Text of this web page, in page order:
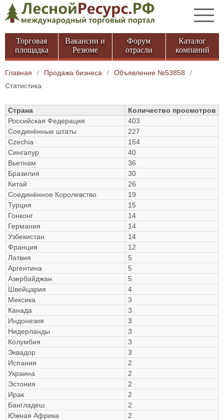
Торговая
площадка
Вакансии и
Резюме
Форум
отрасли
Каталог
компаний
Главная / Продажа бизнеса / Объявление №53858
/
Статистика
Страна
Количество просмотров
Российская Федерация
403
Соединённые штаты
227
Czechia
154
Сингапур
40
Вьетнам
36
Бразилия
30
Китай
26
Соединённое Королевство
19
Турция
15
Гонконг
14
Германия
14
Узбекистан
14
Франция
12
Латвия
5
Аргентина
5
Азербайджан
5
Швейцария
4
Мексика
3
Канада
3
Индонезия
3
Нидерланды
3
Колумбия
3
Эквадор
3
Испания
2
Украина
2
Эстония
2
Ирак
2
Бангладеш
2
Южная Африка
2